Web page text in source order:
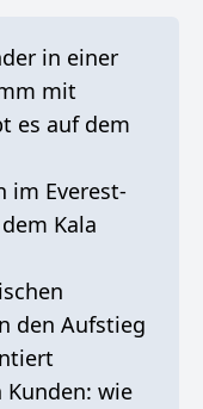
in einer
mit
es auf dem
im Everest-
Kala
den Aufstieg
wie